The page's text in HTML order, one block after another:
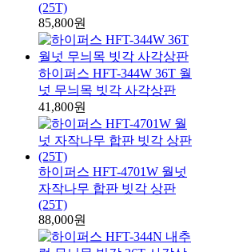
(25T)
85,800원
하이퍼스 HFT-344W 36T 월
넛 무늬목 빗각 사각상판
41,800원
하이퍼스 HFT-4701W 월넛
자작나무 합판 빗각 상판
(25T)
88,000원